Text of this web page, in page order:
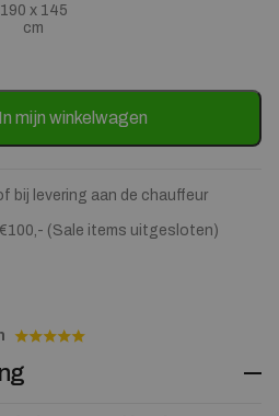
190 x 145
cm
heart - zelf samenstellen aantal
In mijn winkelwagen
bij levering aan de chauffeur
(Sale items uitgesloten)